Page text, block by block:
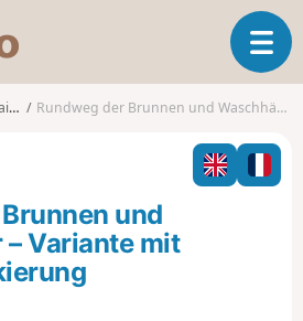
s
o
T
o
g
l
n
Rundweg der Brunnen und Waschhäuser – Variante mit violetter Markierung
und
Variante mit